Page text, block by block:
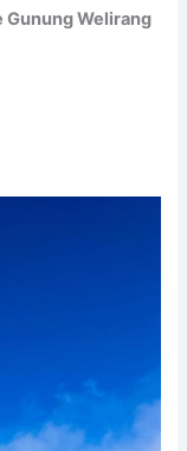
Welirang